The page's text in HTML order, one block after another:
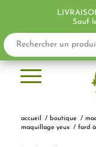
accueil / boutique /
maquillage yeux / fard
Sauf